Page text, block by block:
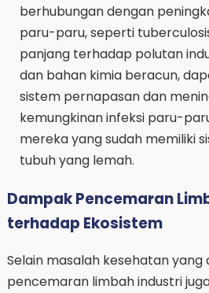
berhubungan dengan
paru-paru, seperti
panjang terhadap polutan
dan bahan kimia beracun,
sistem pernapasan dan
kemungkinan infeksi paru-
mereka yang sudah memiliki
tubuh yang lemah.
Dampak Pencemaran
terhadap Ekosistem
Selain masalah kesehatan yang
pencemaran limbah industri